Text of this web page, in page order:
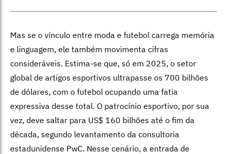
Mas se o vínculo entre moda e futebol carrega memória
e linguagem, ele também movimenta cifras
consideráveis. Estima-se que, só em 2025, o setor
global de artigos esportivos ultrapasse os 700 bilhões
de dólares, com o futebol ocupando uma fatia
expressiva desse total. O patrocínio esportivo, por sua
vez, deve saltar para US$ 160 bilhões até o fim da
década, segundo levantamento da consultoria
estadunidense PwC. Nesse cenário, a entrada de